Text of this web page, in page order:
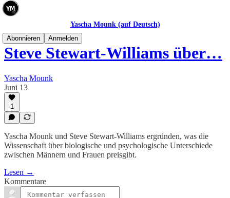
Yascha Mounk (auf Deutsch)
Abonnieren
Anmelden
Steve Stewart-Williams über…
Yascha Mounk
Juni 13
1
Yascha Mounk und Steve Stewart-Williams ergründen, was die
Wissenschaft über biologische und psychologische Unterschiede
zwischen Männern und Frauen preisgibt.
Lesen →
Kommentare